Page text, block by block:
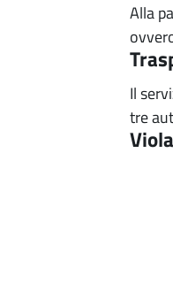
Alla
Il
tre